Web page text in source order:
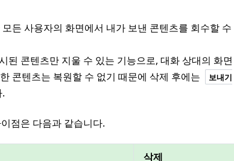
든 사용자의 화면에서 내가 보낸 콘텐츠를 회수할 수
된 콘텐츠만 지울 수 있는 기능으로, 대화 상대의 화면
콘텐츠는 복원할 수 없기 때문에 삭제 후에는
보내기
점은 다음과 같습니다.
삭제